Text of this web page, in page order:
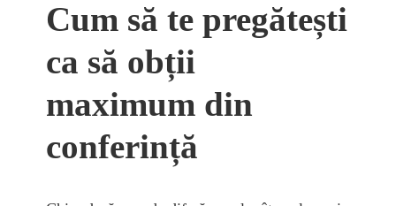
Cum să te pregătești
ca să obții
maximum din
conferință